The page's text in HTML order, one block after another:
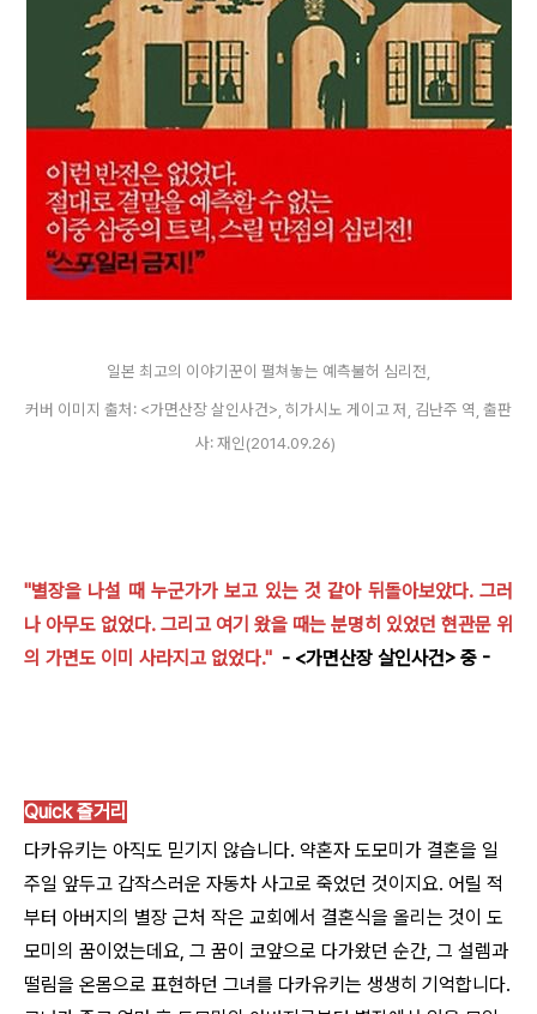
일본 최고의 이야기꾼이 펼쳐놓는 예측불허 심리전,
커버 이미지 출처: <가면산장 살인사건>, 히가시노 게이고 저, 김난주 역, 출판
사: 재인(2014.09.26)
"별장을 나설 때 누군가가 보고 있는 것 같아 뒤돌아보았다. 그러
나 아무도 없었다. 그리고 여기 왔을 때는 분명히 있었던 현관문 위
의 가면도 이미 사라지고 없었다." - <가면산장 살인사건> 중 -
Quick 줄거리
다카유키는 아직도 믿기지 않습니다. 약혼자 도모미가 결혼을 일
주일 앞두고 갑작스러운 자동차 사고로 죽었던 것이지요. 어릴 적
부터 아버지의 별장 근처 작은 교회에서 결혼식을 올리는 것이 도
모미의 꿈이었는데요, 그 꿈이 코앞으로 다가왔던 순간, 그 설렘과
떨림을 온몸으로 표현하던 그녀를 다카유키는 생생히 기억합니다.